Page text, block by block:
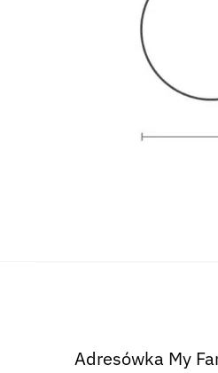
Adresówka My